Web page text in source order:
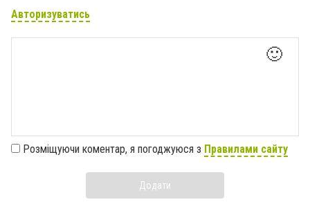
Авторизуватись
🙂
Розміщуючи коментар, я погоджуюся з Правилами сайту
Додати